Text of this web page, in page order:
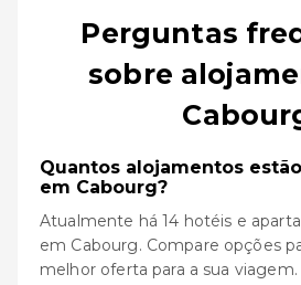
Perguntas
sobre
Quantos alojamentos
em Cabourg?
Atualmente há 14 hotéis e
em Cabourg. Compare opções
melhor oferta para a sua viagem.